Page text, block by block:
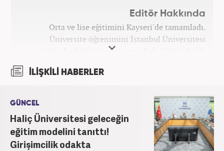
Editör Hakkında
Orta ve lise eğitimini Kayseri'de tamamladı.
Üniversite öğrenimini İstanbul Üniversitesi
Coğrafya bölümünde tamamladı. 2008 yılında
attı. 15 yıllık profesyonel editörlük kariyerinde tüm
Haber7.com'da 'Güncel/Siyaset Sorumlu Editörü'
olarak devam etmektedir.
İLİŞKİLİ HABERLER
GÜNCEL
Haliç Üniversitesi geleceğin
eğitim modelini tanıttı!
Girişimcilik odakta